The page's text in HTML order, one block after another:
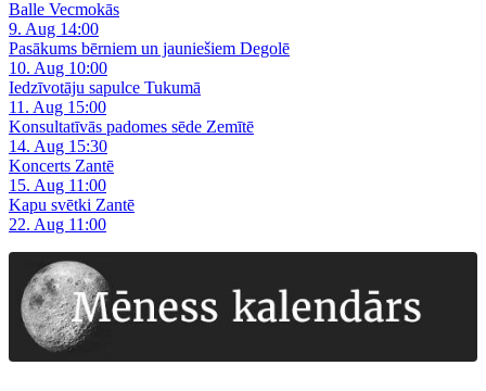
Balle Vecmokās
9. Aug 14:00
Pasākums bērniem un jauniešiem Degolē
10. Aug 10:00
Iedzīvotāju sapulce Tukumā
11. Aug 15:00
Konsultatīvās padomes sēde Zemītē
14. Aug 15:30
Koncerts Zantē
15. Aug 11:00
Kapu svētki Zantē
22. Aug 11:00